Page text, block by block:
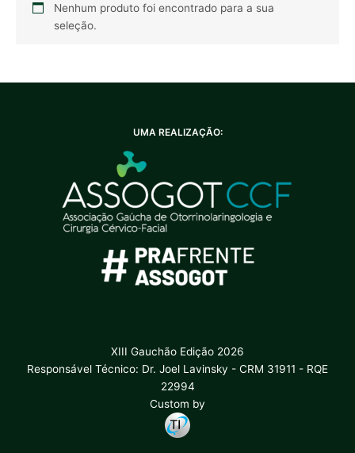
Nenhum produto foi encontrado para a sua
seleção.
UMA REALIZAÇÃO:
XIII Gauchão Edição 2026
Responsável Técnico: Dr. Joel Lavinsky - CRM 31911 - RQE
22994
Custom by